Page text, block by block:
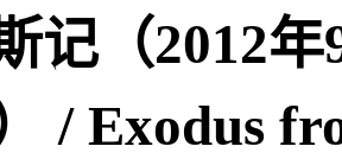
记（2012年
/ Exodus